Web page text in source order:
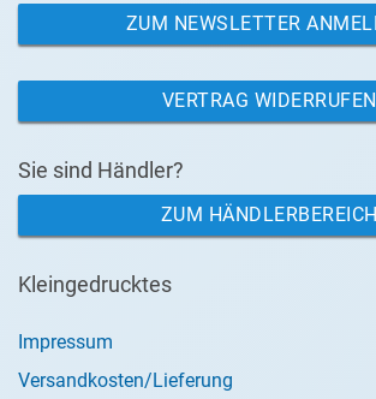
ZUM NEWSLETTER
VERTRAG WIDERRUFEN
Sie sind Händler?
ZUM HÄNDLERBEREICH
Kleingedrucktes
Impressum
Versandkosten/Lieferung